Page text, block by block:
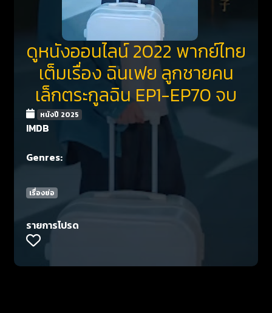
ดูหนังออนไลน์ 2022 พากย์ไทย
เต็มเรื่อง ฉินเฟย ลูกชายคน
เล็กตระกูลฉิน EP1-EP70 จบ
หนังปี 2025
IMDB
Genres:
เรื่องย่อ
รายการโปรด